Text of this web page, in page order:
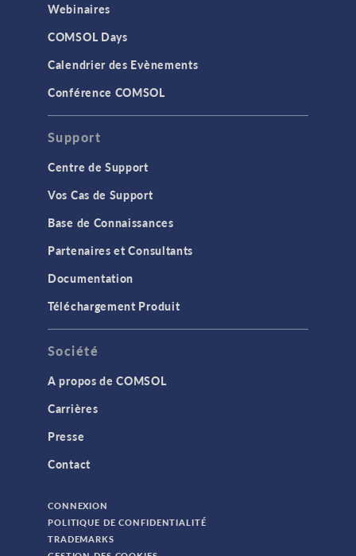
Webinaires
COMSOL Days
Calendrier des Evènements
Conférence COMSOL
Support
Centre de Support
Vos Cas de Support
Base de Connaissances
Partenaires et Consultants
Documentation
Téléchargement Produit
Société
A propos de COMSOL
Carrières
Presse
Contact
CONNEXION
POLITIQUE DE CONFIDENTIALITÉ
TRADEMARKS